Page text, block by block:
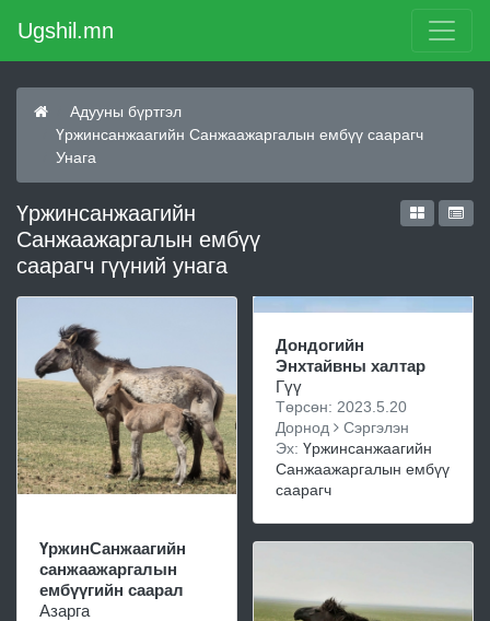
Ugshil.mn
Адууны бүртгэл
Үржинсанжаагийн Санжаажаргалын ембүү саарагч
Унага
Үржинсанжаагийн
Санжаажаргалын ембүү
саарагч гүүний унага
ҮржинСанжаагийн
санжаажаргалын
ембүүгийн саарал
Азарга
Дондогийн
Энхтайвны халтар
Гүү
Төрсөн: 2023.5.20
Дорнод
Сэргэлэн
Эх: Үржинсанжаагийн
Санжаажаргалын ембүү
саарагч